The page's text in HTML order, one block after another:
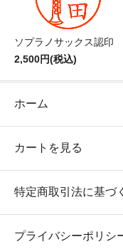
ソプラノサックス認印
2,500円(税込)
ホーム
カートを見る
特定商取引法に基づ
プライバシーポリシ